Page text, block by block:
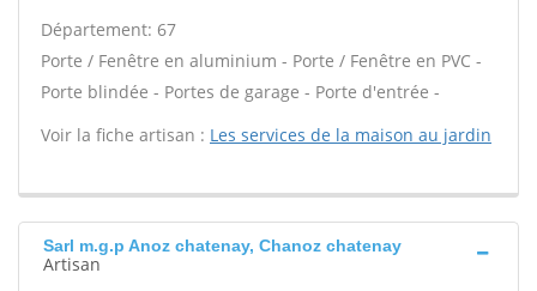
Département: 67
Porte / Fenêtre en aluminium - Porte / Fenêtre en PVC -
Porte blindée - Portes de garage - Porte d'entrée -
Voir la fiche artisan : Les services de la maison au jardin
Sarl m.g.p Anoz chatenay, Chanoz chatenay
Artisan